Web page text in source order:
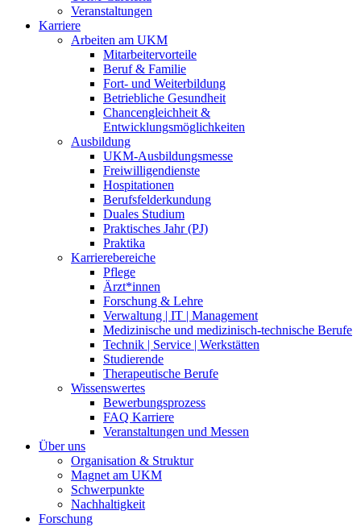
Veranstaltungen
Karriere
Arbeiten am UKM
Mitarbeitervorteile
Beruf & Familie
Fort- und Weiterbildung
Betriebliche Gesundheit
Chancengleichheit &
Entwicklungsmöglichkeiten
Ausbildung
UKM-Ausbildungsmesse
Freiwilligendienste
Hospitationen
Berufsfelderkundung
Duales Studium
Praktisches Jahr (PJ)
Praktika
Karrierebereiche
Pflege
Ärzt*innen
Forschung & Lehre
Verwaltung | IT | Management
Medizinische und medizinisch-technische Berufe
Technik | Service | Werkstätten
Studierende
Therapeutische Berufe
Wissenswertes
Bewerbungsprozess
FAQ Karriere
Veranstaltungen und Messen
Über uns
Organisation & Struktur
Magnet am UKM
Schwerpunkte
Nachhaltigkeit
Forschung